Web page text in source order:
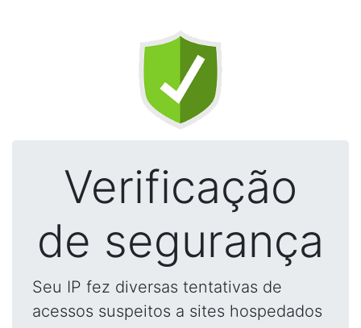
Verificação
de segurança
Seu IP fez diversas tentativas de
acessos suspeitos a sites hospedados